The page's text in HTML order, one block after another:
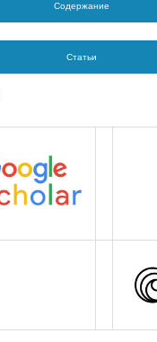
Содержание
Статьи